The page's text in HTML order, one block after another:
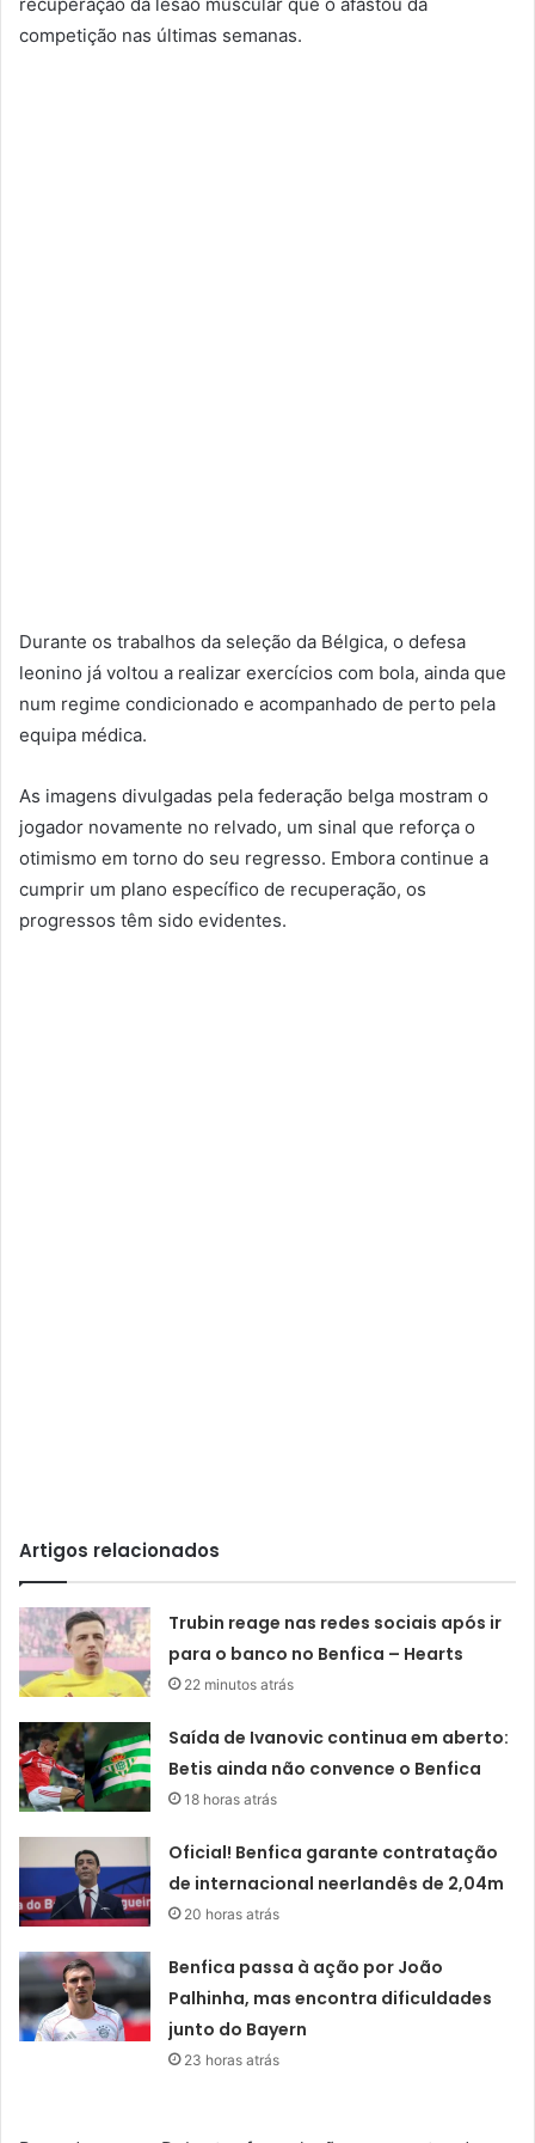
competição nas últimas semanas.
Durante os trabalhos da seleção da Bélgica, o defesa
leonino já voltou a realizar exercícios com bola, ainda que
num regime condicionado e acompanhado de perto pela
equipa médica.
As imagens divulgadas pela federação belga mostram o
jogador novamente no relvado, um sinal que reforça o
otimismo em torno do seu regresso. Embora continue a
cumprir um plano específico de recuperação, os
progressos têm sido evidentes.
Artigos relacionados
Trubin reage nas redes sociais após ir
para o banco no Benfica – Hearts
22 minutos atrás
Saída de Ivanovic continua em aberto:
Betis ainda não convence o Benfica
18 horas atrás
Oficial! Benfica garante contratação
de internacional neerlandês de 2,04m
20 horas atrás
Benfica passa à ação por João
Palhinha, mas encontra dificuldades
junto do Bayern
23 horas atrás